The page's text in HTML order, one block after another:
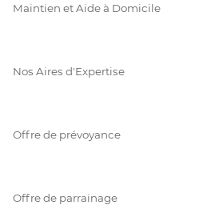
Maintien et Aide à Domicile
Nos Aires d'Expertise
Offre de prévoyance
Offre de parrainage